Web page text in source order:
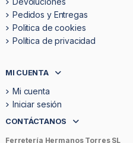
Pedidos y Entregas
Politica de cookies
Política de privacidad
MI CUENTA
Mi cuenta
Iniciar sesión
CONTÁCTANOS
Ferretería Hermanos Torres SL